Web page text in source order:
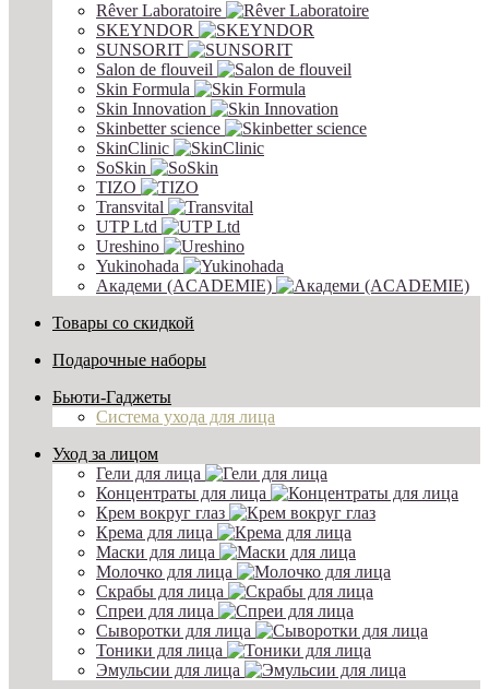
Rêver Laboratoire
SKEYNDOR
SUNSORIT
Salon de flouveil
Skin Formula
Skin Innovation
Skinbetter science
SkinСlinic
SoSkin
TIZO
Transvital
UTP Ltd
Ureshino
Yukinohada
Академи (ACADEMIE)
Товары со скидкой
Подарочные наборы
Бьюти-Гаджеты
Система ухода для лица
Уход за лицом
Гели для лица
Концентраты для лица
Крем вокруг глаз
Крема для лица
Маски для лица
Молочко для лица
Скрабы для лица
Спреи для лица
Сыворотки для лица
Тоники для лица
Эмульсии для лица